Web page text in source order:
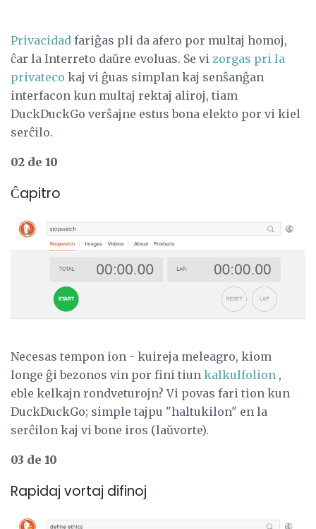
Privacidad fariĝas pli da afero por multaj homoj,
ĉar la Interreto daŭre evoluas. Se vi zorgas pri la
privateco kaj vi ĝuas simplan kaj senŝanĝan
interfacon kun multaj rektaj aliroj, tiam
DuckDuckGo verŝajne estus bona elekto por vi kiel
serĉilo.
02 de 10
Ĉapitro
Necesas tempon ion - kuireja meleagro, kiom
longe ĝi bezonos vin por fini tiun kalkulfolion ,
eble kelkajn rondveturojn? Vi povas fari tion kun
DuckDuckGo; simple tajpu "haltukilon" en la
serĉilon kaj vi bone iros (laŭvorte).
03 de 10
Rapidaj vortaj difinoj